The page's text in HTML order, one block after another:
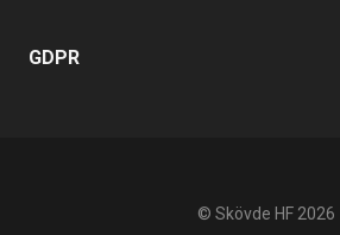
GDPR
© Skövde HF 2026